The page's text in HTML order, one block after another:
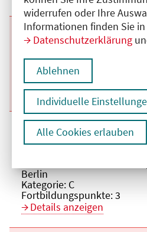
widerrufen oder Ihre
Informationen finden Sie
Datenschutzerklärung
Ablehnen
Individuelle
Alle Cookies erlauben
Beginn:
18.08.2026Ende und
-18.08.2026,
Veranstaltungstitel:
nervenärztliche
Veranstaltungsort:
Arztpraxis , Obstallee, 13593
Kategorie:A
Fortbildungspunkte:
Details anzeigen
Beginn:
20.11.2026Ende und
-20.11.2026,
Veranstaltungstitel:
interdisziplinäre
Berlin
Kategorie: C
Fortbildungspunkte:3
Details anzeigen